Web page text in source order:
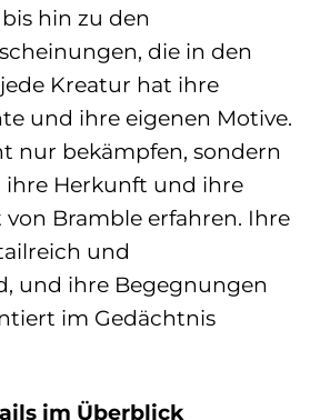
hin zu den
die in den
Kreatur hat ihre
und ihre eigenen Motive.
nur bekämpfen, sondern
Herkunft und ihre
von Bramble erfahren. Ihre
und
und ihre Begegnungen
im Gedächtnis
im Überblick